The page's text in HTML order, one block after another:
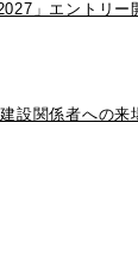
」エントリー
設関係者への来